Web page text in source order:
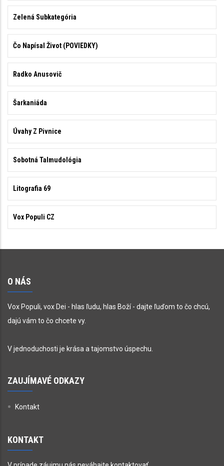
Zelená Subkategória
Čo Napísal Život (POVIEDKY)
Radko Anusovič
Šarkaniáda
Úvahy Z Pivnice
Sobotná Talmudológia
Litografia 69
Vox Populi CZ
O NÁS
Vox Populi, vox Dei - hlas ľudu, hlas Boží - dajte ľuďom to čo chcú,
dajú vám to čo chcete vy.
V jednoduchosti je krása a tajomstvo úspechu.
ZAUJÍMAVÉ ODKAZY
Kontakt
KONTAKT